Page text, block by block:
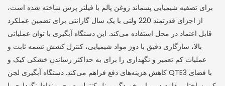
برای تصفیه شیمیایی پسماند روغن پالم با فیلتر پرس ساخته شده است،
از اجزای قدرتمند 220 ولتی با یک سال گارانتی برای تضمین عملکرد
قابل اعتماد در محل استفاده می‌کند. این دستگاه آبگیری با توان عملیاتی
بالا، سازگاری دقیق با دوز مواد شیمیایی، کنترل کشش تسمه ثابت و
عملیات کم تعمیر و نگهداری را برای به حداکثر رساندن خشکی کیک و
کاهش هزینه‌های دفع فراهم می‌کند. دستگاه آبگیری لجن QTE3 با فضای